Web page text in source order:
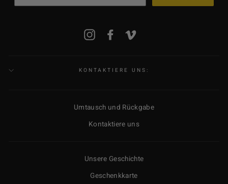
MAILINGLISTE
InstagramFacebookVimeo
KONTAKTIERE UNS:
Umtausch und Rückgabe
Kontaktiere uns
Unsere Geschichte
Geschenkkarte